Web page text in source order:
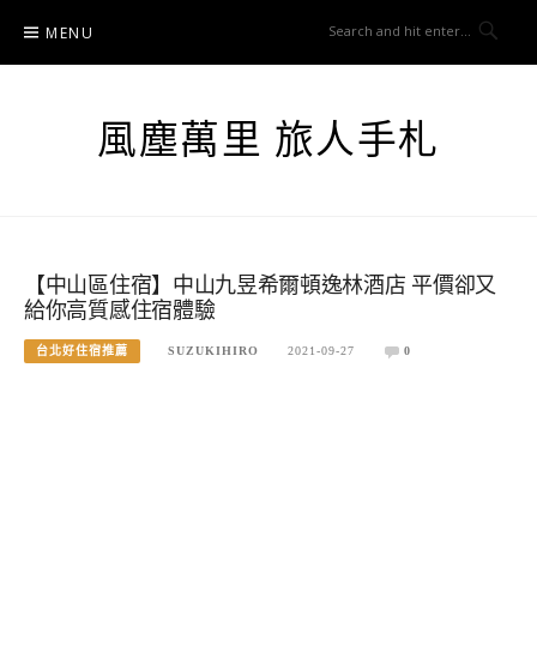
content
MENU
風塵萬里 旅人手札
【中山區住宿】中山九昱希爾頓逸林酒店 平價卻又
給你高質感住宿體驗
台北好住宿推薦 SUZUKIHIRO 2021-09-27 0